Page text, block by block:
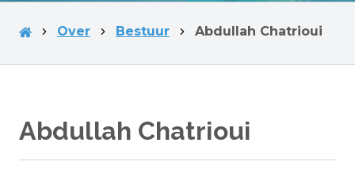
Over Bestuur Abdullah Chatrioui
Abdullah Chatrioui